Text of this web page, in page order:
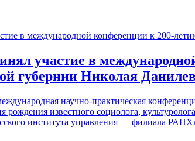
участие в
губернии Николая
научно-практическая
рождения известного социолога,
института управления — филиала